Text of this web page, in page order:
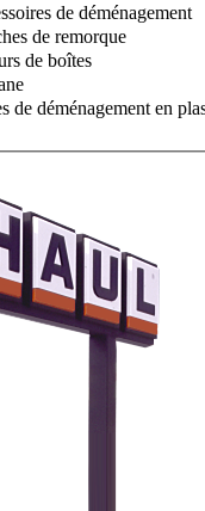
de déménagement
de remorque
de boîtes
de déménagement en